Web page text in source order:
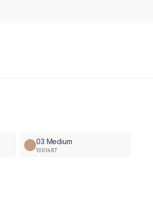
03 Medium
1001487